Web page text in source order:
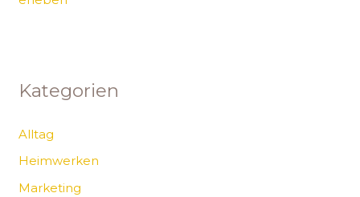
Kategorien
Alltag
Heimwerken
Marketing